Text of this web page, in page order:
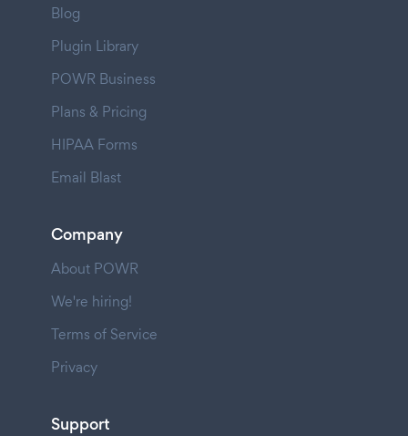
Blog
Plugin Library
POWR Business
Plans & Pricing
HIPAA Forms
Email Blast
Company
About POWR
We're hiring!
Terms of Service
Privacy
Support